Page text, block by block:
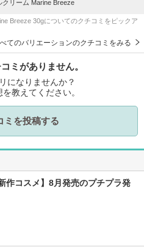
リーム Marine Breeze
Breeze 30gについてのクチコミをピックア
てのバリエーションのクチコミをみる
ミがありません。
になりませんか？
教えてください。
ミを投稿する
作コスメ】8月発売のプチプラ発